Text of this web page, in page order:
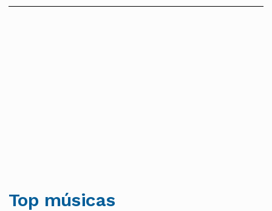
Top músicas